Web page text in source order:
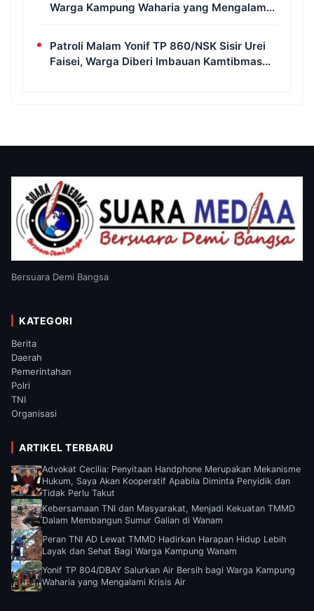
Warga Kampung Waharia yang Mengalami
Krisis Air
Patroli Malam Yonif TP 860/NSK Sisir Urei
Faisei, Warga Diberi Imbauan Kamtibmas
Bersuara Demi Bangsa
KATEGORI
Berita
Daerah
Pemerintahan
Polri
TNI
Organisasi
ARTIKEL TERBARU
Advokat Cecilia: Penyitaan Handphone Merupakan Mekanisme
Hukum, Saya Akan Kooperatif Apabila Diminta Penyidik dan
Tidak Perlu Takut
Kebersamaan TNI dan Masyarakat, Menjadi Kekuatan TMMD
Dalam Membangun Sumur Galian di Wanam
Peran TNI AD Lewat TMMD Hadirkan Harapan Hidup Lebih
Layak dan Sehat Bagi Warga Kampung Wanam
Yonif TP 804/DBAY Salurkan Air Bersih bagi Warga Kampung
Waharia yang Mengalami Krisis Air